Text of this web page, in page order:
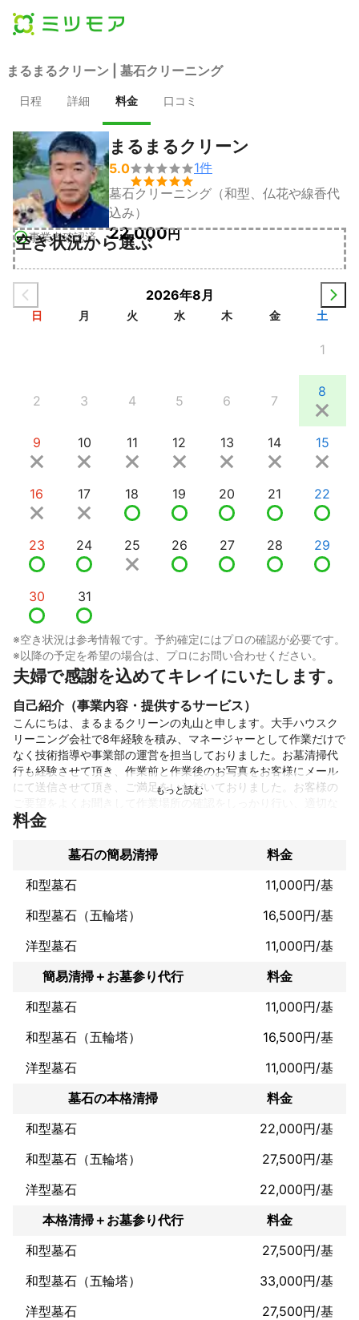
まるまるクリーン | 墓石クリーニング
日程 詳細 料金 口コミ
事業者確認済
まるまるクリーン
5.0

1件
墓石クリーニング（和型、仏花や線香代
込み）
22,000円
空き状況から選ぶ
2026年8月
日 月 火 水 木 金 土
1
2 3 4 5 6 7
8
9 10 11 12 13 14 15
16 17 18 19 20 21 22
23 24 25 26 27 28 29
30 31
※空き状況は参考情報です。予約確定にはプロの確認が必要です。
※以降の予定を希望の場合は、プロにお問い合わせください。
夫婦で感謝を込めてキレイにいたします。
自己紹介（事業内容・提供するサービス）
こんにちは、まるまるクリーンの丸山と申します。大手ハウスク
リーニング会社で8年経験を積み、マネージャーとして作業だけで
なく技術指導や事業部の運営を担当しておりました。お墓清掃代
行も経験させて頂き、作業前と作業後のお写真をお客様にメール
にて送信させて頂き、ご満足をいただいておりました。お客様の
方法でキレイにさせて頂きます。作業直前にはご先祖様にご挨拶
は改めてご先祖様にご挨拶させていただき、お客様にbefore・aft
感謝の思いと気遣い心遣いでサービスいたします！
開業して3年目ということで、当社としての実績はまだ浅いもの
事業所・施設などであらゆる清掃作業の実績を上げ評価をいただ
エアコンクリーニングに関しては通算1000台以上の作業を経験さ
せていただいております。
内装工事者としての経験もあり、クロス張替えや壁穴補修・障子
張替の経験も豊富です。
アピールポイント
お客様のご希望をよくお聞きしてそれに叶う様精進してまいりま
全てのサービスに私が担当させていただきます。
す。
料金
墓石の簡易清掃
料金
和型墓石
11,000円/基
和型墓石（五輪塔）
16,500円/基
洋型墓石
11,000円/基
簡易清掃＋お墓参り代行
料金
和型墓石
11,000円/基
和型墓石（五輪塔）
16,500円/基
洋型墓石
11,000円/基
墓石の本格清掃
料金
和型墓石
22,000円/基
和型墓石（五輪塔）
27,500円/基
洋型墓石
22,000円/基
本格清掃＋お墓参り代行
料金
和型墓石
27,500円/基
和型墓石（五輪塔）
33,000円/基
洋型墓石
27,500円/基